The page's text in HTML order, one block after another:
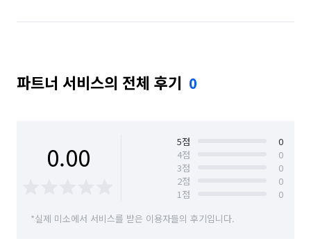
파트너 서비스의 전체 후기 0
0.00 5점
0
4점
0
3점
0
2점
0
1점
0
*실제 미소에서 서비스를 받은 이용자들의 후기입니다.